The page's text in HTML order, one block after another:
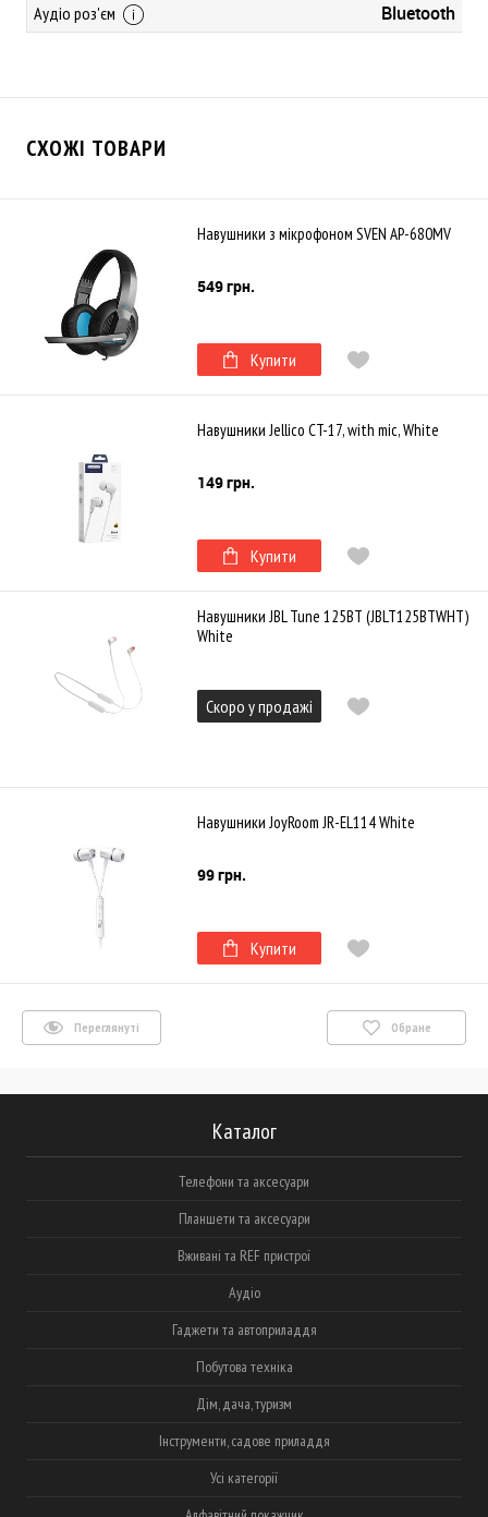
Аудіо роз'єм Bluetooth
СХОЖІ ТОВАРИ
Навушники з мікрофоном SVEN AP-680MV
549 грн.
Купити
Навушники Jellico CT-17, with mic, White
149 грн.
Купити
Навушники JBL Tune 125BT (JBLT125BTWHT)
White
Скоро у продажі
Навушники JoyRoom JR-EL114 White
99 грн.
Купити
Переглянуті Обране
Каталог
Телефони та аксесуари
Планшети та аксесуари
Вживані та REF пристрої
Аудіо
Гаджети та автоприладдя
Побутова техніка
Дім, дача, туризм
Інструменти, садове приладдя
Усі категорії